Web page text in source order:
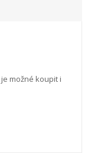
je možné koupit i